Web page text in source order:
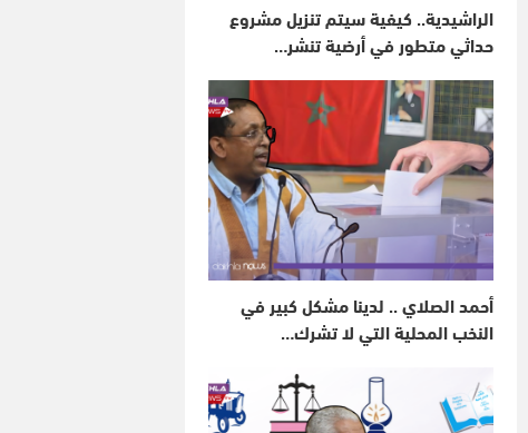
الراشيدية.. كيفية سيتم تنزيل مشروع
حداثي متطور في أرضية تنشر…
أحمد الصلاي .. لدينا مشكل كبير في
النخب المحلية التي لا تشرك…